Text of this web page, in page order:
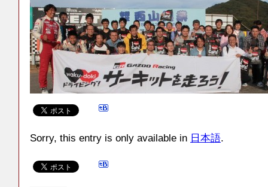
Sorry, this entry is only available in 日本語.